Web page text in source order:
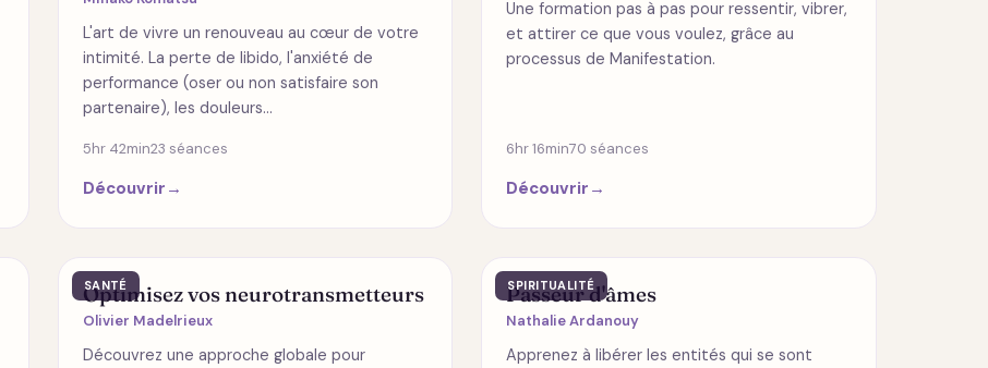
L'art de vivre un renouveau au cœur de votre
intimité. La perte de libido, l'anxiété de
performance (oser ou non satisfaire son
partenaire), les douleurs…
5hr 42min23 séances
Découvrir →
Une formation pas à pas pour ressentir, vibrer,
et attirer ce que vous voulez, grâce au
processus de Manifestation.
6hr 16min70 séances
Découvrir →
SANTÉ
Optimisez vos neurotransmetteurs
Olivier Madelrieux
Découvrez une approche globale pour
SPIRITUALITÉ
Passeur d'âmes
Nathalie Ardanouy
Apprenez à libérer les entités qui se sont